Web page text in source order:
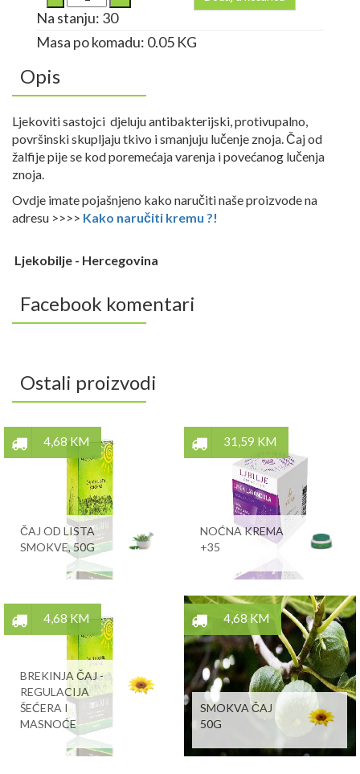
Na stanju: 30
Masa po komadu: 0.05 KG
Opis
Ljekoviti sastojci djeluju antibakterijski, protivupalno,
površinski skupljaju tkivo i smanjuju lučenje znoja. Čaj od
žalfije pije se kod poremećaja varenja i povećanog lučenja
znoja.
Ovdje imate pojašnjeno kako naručiti naše proizvode na
adresu >>>> Kako naručiti kremu ?!
Ljekobilje - Hercegovina
Facebook komentari
Ostali proizvodi
4,68 KM
ČAJ OD LISTA
SMOKVE, 50G
31,59 KM
NOĆNA KREMA
+35
4,68 KM
BREKINJA ČAJ -
REGULACIJA
ŠEĆERA I
MASNOĆE
4,68 KM
SMOKVA ČAJ
50G